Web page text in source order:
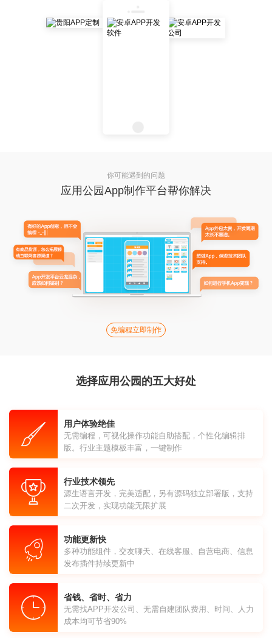
你可能遇到的问题
应用公园App制作平台帮你解决
免编程立即制作
选择应用公园的五大好处
用户体验绝佳
无需编程，可视化操作功能自助搭配，个性化编辑排
版。行业主题模板丰富，一键制作
行业技术领先
源生语言开发，完美适配，另有源码独立部署版，支持
二次开发，实现功能无限扩展
功能更新快
多种功能组件，交友聊天、在线客服、自营电商、信息
发布插件持续更新中
省钱、省时、省力
无需找APP开发公司、无需自建团队费用、时间、人力
成本均可节省90%